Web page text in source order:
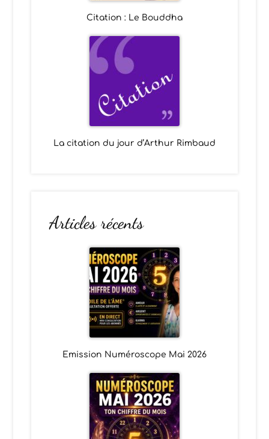
Citation : Le Bouddha
La citation du jour d’Arthur Rimbaud
Articles récents
Emission Numéroscope Mai 2026